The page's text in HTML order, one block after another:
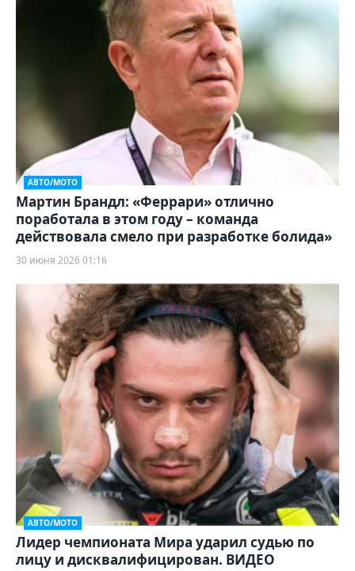
АВТО/МОТО
Мартин Брандл: «Феррари» отлично
поработала в этом году – команда
действовала смело при разработке болида»
30 июня 2026 01:16
АВТО/МОТО
Лидер чемпионата Мира ударил судью по
лицу и дисквалифицирован. ВИДЕО